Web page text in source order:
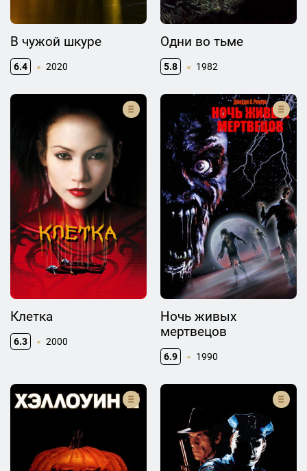
В чужой шкуре
6.4 2020
Одни во тьме
5.8 1982
Клетка
6.3 2000
Ночь живых
мертвецов
6.9 1990